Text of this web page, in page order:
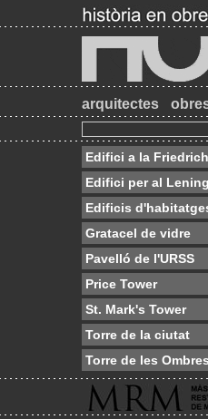
arquitectes
Edifici a la
Edifici per al
Edificis
Gratacel de vidre
Pavelló de l'URSS
Price Tower
St. Mark's Tower
Torre de la ciutat
Torre de les Ombres